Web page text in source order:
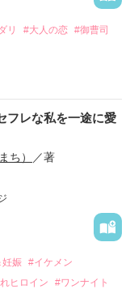
リ #大人の恋 #御曹司
桜。
は壊れてしまう。
によって
った。
いた哲平に
フレな私を一途に愛
ち） ／著
妊娠 #イケメン
ヒロイン
#ワンナイト